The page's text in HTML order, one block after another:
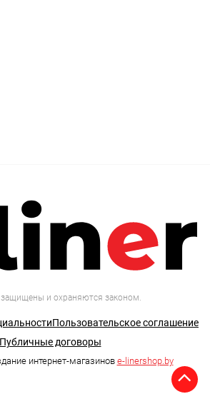
защищены и охраняются законом.
Пользовательское соглашение
Публичные договоры
интернет-магазинов e-linershop.by